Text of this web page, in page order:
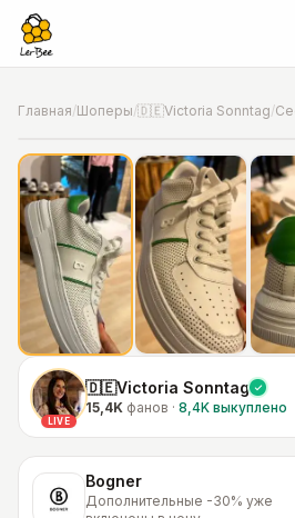
Главная/Шоперы/🇩🇪Victoria Sonntag/
📍Фото от шопера·
цену
LIVE
🇩🇪Victoria Sonntag
15,4K фанов · 8,4K выкуплено
Bogner
Дополнительные -30% уже